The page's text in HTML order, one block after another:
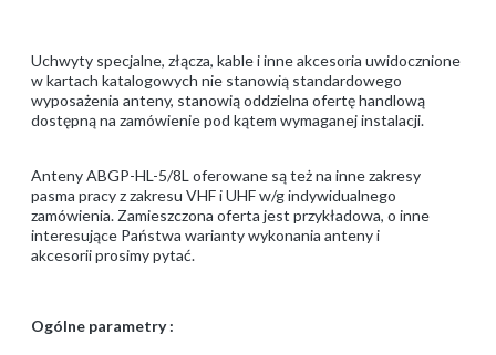
Uchwyty specjalne, złącza, kable i inne akcesoria uwidocznione
w kartach katalogowych nie stanowią standardowego
wyposażenia anteny, stanowią oddzielna ofertę handlową
dostępną na zamówienie pod kątem wymaganej instalacji.
Anteny ABGP-HL-5/8L oferowane są też na inne zakresy
pasma pracy z zakresu VHF i UHF w/g indywidualnego
zamówienia. Zamieszczona oferta jest przykładowa, o inne
interesujące Państwa warianty wykonania anteny i
akcesorii prosimy pytać.
Ogólne parametry :